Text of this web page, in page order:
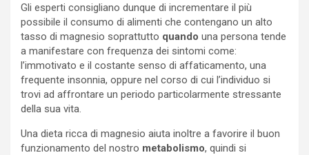
Gli esperti consigliano dunque di incrementare il più
possibile il consumo di alimenti che contengano un alto
tasso di magnesio soprattutto quando una persona tende
a manifestare con frequenza dei sintomi come:
l’immotivato e il costante senso di affaticamento, una
frequente insonnia, oppure nel corso di cui l’individuo si
trovi ad affrontare un periodo particolarmente stressante
della sua vita.
Una dieta ricca di magnesio aiuta inoltre a favorire il buon
funzionamento del nostro metabolismo, quindi si